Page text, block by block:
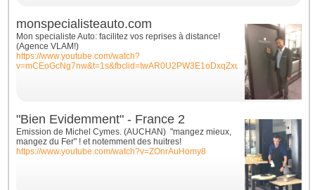
monspecialisteauto.com
Mon specialiste Auto: facilitez vos reprises à distance!
(Agence VLAM!)
https://www.youtube.com/watch?
"Bien Evidemment" - France 2
Emission de Michel Cymes. (AUCHAN) "mangez mieux,
mangez du Fer" ! et notemment des huitres!
https://www.youtube.com/watch?v=ZOnrAuHomy8